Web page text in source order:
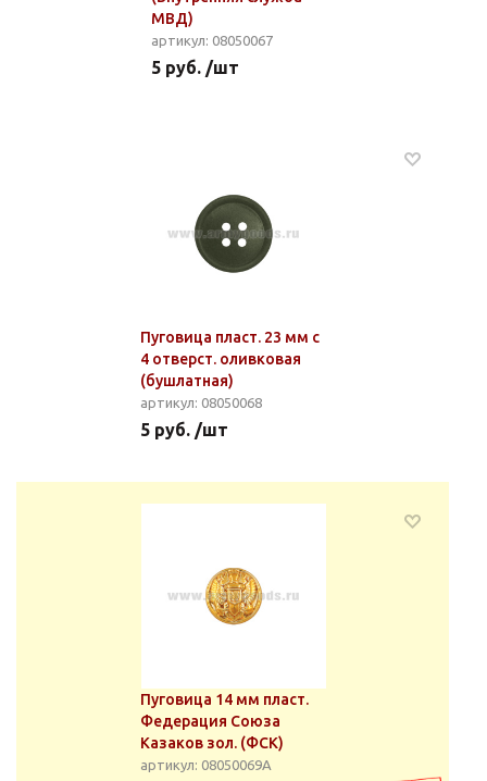
МВД)
артикул: 08050067
5 руб. /шт
Пуговица пласт. 23 мм с
4 отверст. оливковая
(бушлатная)
артикул: 08050068
5 руб. /шт
Пуговица 14 мм пласт.
Федерация Союза
Казаков зол. (ФСК)
артикул: 08050069А